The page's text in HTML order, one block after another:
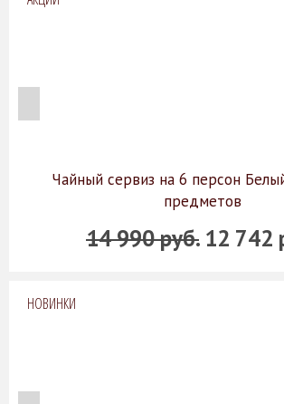
Чайный сервиз на 6 персон
предметов
14 990 руб. 12 742
НОВИНКИ